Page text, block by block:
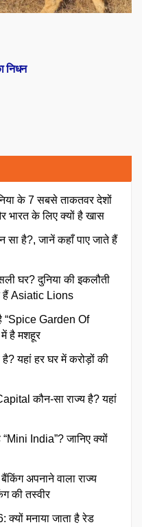
निधन
के 7 सबसे ताकतवर देशों
के लिए क्यों है खास
सा है?, जानें कहाँ पाए जाते हैं
घर? दुनिया की इकलौती
हैं Asiatic Lions
“Spice Garden Of
है मशहूर
यहां हर घर में करोड़ों की
कौन-सा राज्य है? यहां
India”? जानिए क्यों
अपनाने वाला राज्य
की तस्वीर
मनाया जाता है रेड